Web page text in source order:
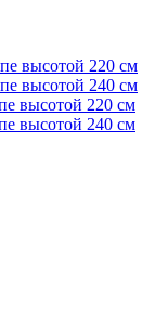
высотой 220 см
высотой 240 см
высотой 220 см
высотой 240 см